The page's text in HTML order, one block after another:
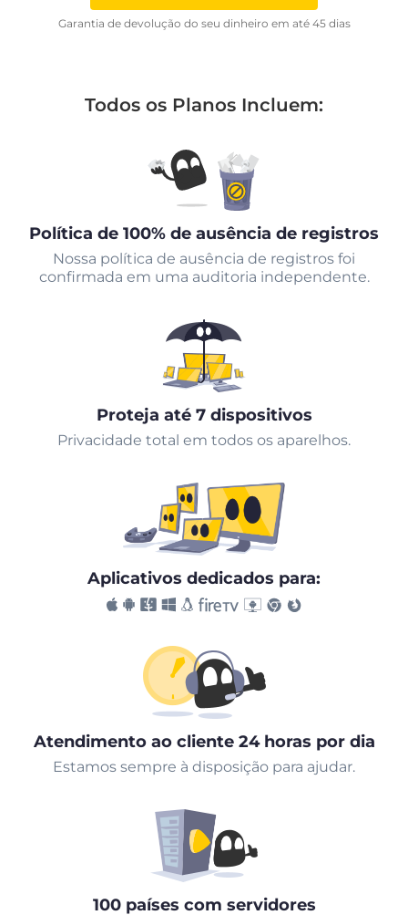
Garantia de devolução do seu dinheiro em até 45 dias
Todos os Planos Incluem:
Política de 100% de ausência de registros
Nossa política de ausência de registros foi
confirmada em uma auditoria independente.
Proteja até 7 dispositivos
Privacidade total em todos os aparelhos.
Aplicativos dedicados para:
Atendimento ao cliente 24 horas por dia
Estamos sempre à disposição para ajudar.
100 países com servidores